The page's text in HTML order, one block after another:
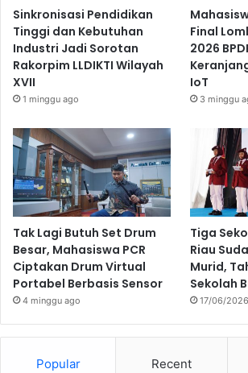
Sinkronisasi Pendidikan
Tinggi dan Kebutuhan
Industri Jadi Sorotan
Rakorpim LLDIKTI Wilayah
XVII
1 minggu ago
Final
2026
IoT
3 minggu
Tak Lagi Butuh Set Drum
Besar, Mahasiswa PCR
Ciptakan Drum Virtual
Portabel Berbasis Sensor
4 minggu ago
Tiga
Riau
Murid,
Sekolah
17/06/2026
Popular Recent